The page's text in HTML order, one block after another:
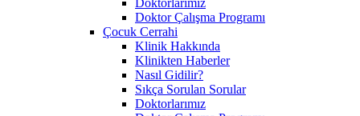
Doktor Çalışma Programı
Çocuk Cerrahi
Klinik Hakkında
Klinikten Haberler
Nasıl Gidilir?
Sıkça Sorulan Sorular
Doktorlarımız